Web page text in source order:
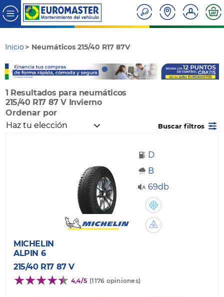
Inicio Neumáticos 215/40 R17 87V
1 Resultados para neumáticos
215/40 R17 87 V Invierno
Ordenar por
Buscar filtros
D
B
69db
MICHELIN
ALPIN 6
215/40 R17 87 V
4,4/5 (1176 opiniones)